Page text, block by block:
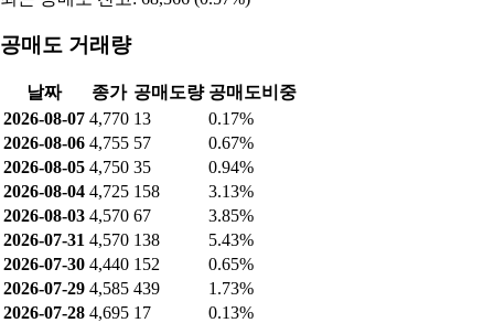
공매도 거래량
날짜 종가 공매도량 공매도비중
2026-08-07 4,770 13
0.17%
2026-08-06 4,755 57
0.67%
2026-08-05 4,750 35
0.94%
2026-08-04 4,725 158
3.13%
2026-08-03 4,570 67
3.85%
2026-07-31 4,570 138
5.43%
2026-07-30 4,440 152
0.65%
2026-07-29 4,585 439
1.73%
2026-07-28 4,695 17
0.13%